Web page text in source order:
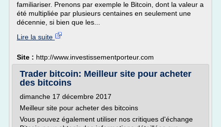
familiariser. Prenons par exemple le Bitcoin, dont la valeur a
été multipliée par plusieurs centaines en seulement une
décennie, si bien que les...
Lire la suite
Site : http://www.investissementporteur.com
Trader bitcoin: Meilleur site pour acheter
des bitcoins
dimanche 17 décembre 2017
Meilleur site pour acheter des bitcoins
Vous pouvez également utiliser nos critiques d'échange